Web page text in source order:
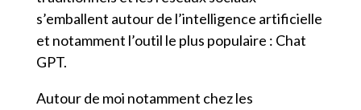
s’emballent autour de l’intelligence artificielle
et notamment l’outil le plus populaire : Chat
GPT.
Autour de moi notamment chez les